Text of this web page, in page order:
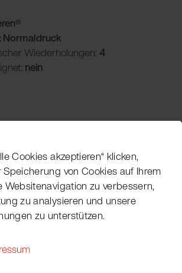
: Normaldruck
Wiederholungen: 4
nein
über Neuigkeiten,
Cookies akzeptieren“ klicken,
von Cookies auf Ihrem
Websitenavigation zu verbessern,
zu analysieren und unsere
zu unterstützen.